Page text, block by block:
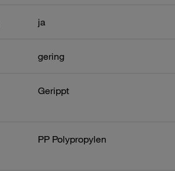
ja
gering
Gerippt
PP Polypropylen